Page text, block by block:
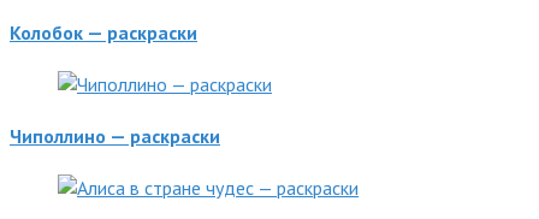
Колобок — раскраски
Чиполлино — раскраски